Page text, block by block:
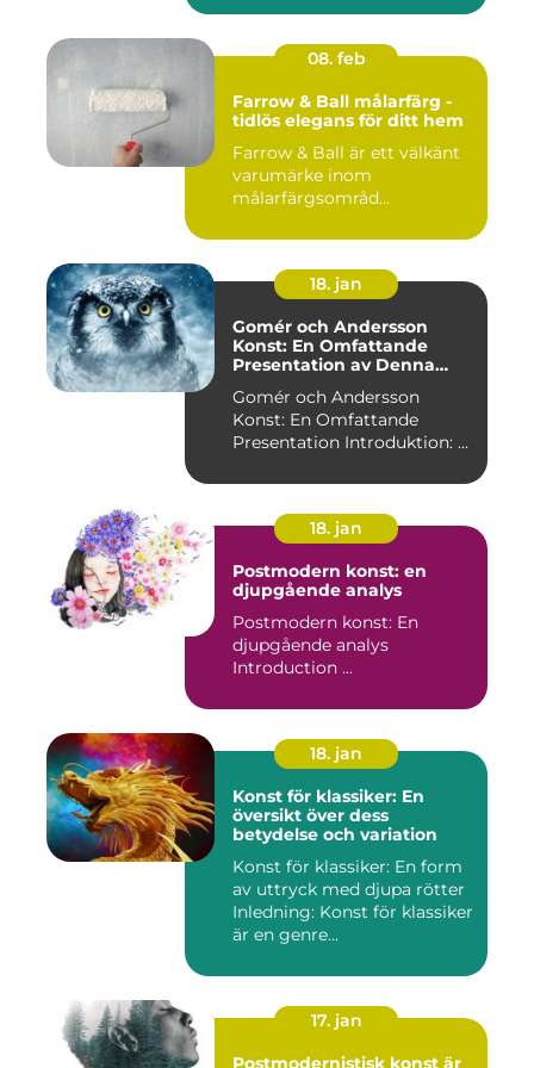
08. feb
Farrow & Ball målarfärg -
tidlös elegans för ditt hem
Farrow & Ball är ett välkänt
varumärke inom
målarfärgsområd...
18. jan
Gomér och Andersson
Konst: En Omfattande
Presentation av Denna
Gomér och Andersson
Konst: En Omfattande
Presentation Introduktion: ...
18. jan
Postmodern konst: en
djupgående analys
Postmodern konst: En
djupgående analys
Introduction ...
18. jan
Konst för klassiker: En
översikt över dess
betydelse och variation
Konst för klassiker: En form
av uttryck med djupa rötter
Inledning: Konst för klassiker
är en genre...
17. jan
Postmodernistisk konst är